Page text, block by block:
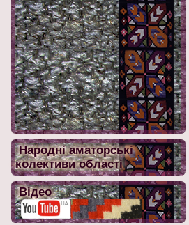
Народні аматорські
колективи області
Відео